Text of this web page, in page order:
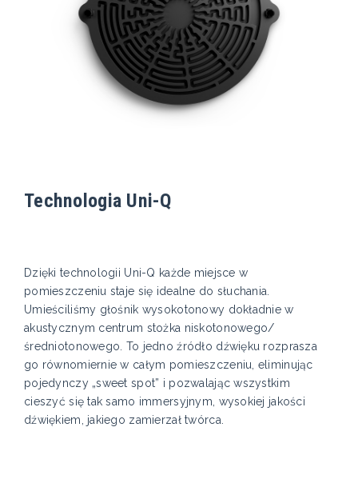
Technologia Uni-Q
Dzięki technologii Uni-Q każde miejsce w
pomieszczeniu staje się idealne do słuchania.
Umieściliśmy głośnik wysokotonowy dokładnie w
akustycznym centrum stożka niskotonowego/
średniotonowego. To jedno źródło dźwięku rozprasza
go równomiernie w całym pomieszczeniu, eliminując
pojedynczy „sweet spot” i pozwalając wszystkim
cieszyć się tak samo immersyjnym, wysokiej jakości
dźwiękiem, jakiego zamierzał twórca.